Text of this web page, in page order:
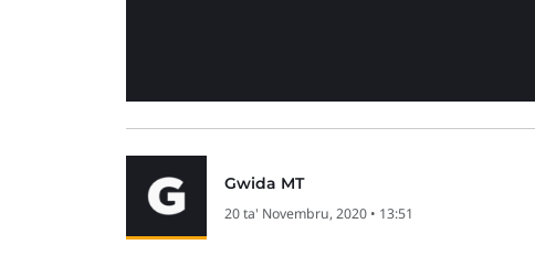
Gwida MT
20 ta' Novembru, 2020 • 13:51